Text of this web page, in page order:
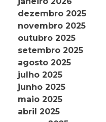
dezembro 2025
novembro 2025
outubro 2025
setembro 2025
agosto 2025
julho 2025
junho 2025
maio 2025
abril 2025